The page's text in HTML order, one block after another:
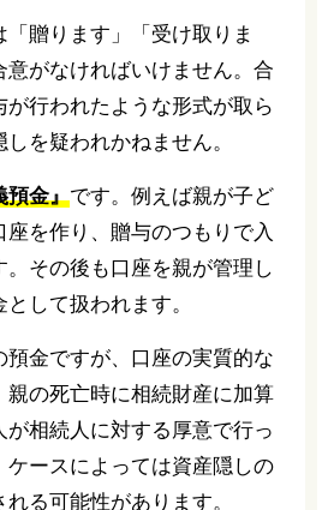
贈ります」「受け取りま
がなければいけません。合
行われたような形式が取ら
を疑われかねません。
預金』です。例えば親が子ど
座を作り、贈与のつもりで入
その後も口座を親が管理し
して扱われます。
預金ですが、口座の実質的な
親の死亡時に相続財産に加算
が相続人に対する厚意で行っ
ケースによっては資産隠しの
る可能性があります。